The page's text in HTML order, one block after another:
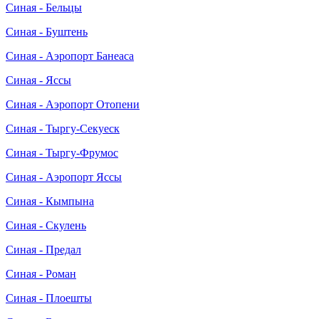
Синая - Бельцы
Синая - Буштень
Синая - Аэропорт Банеаса
Синая - Яссы
Синая - Аэропорт Отопени
Синая - Тыргу-Секуеск
Синая - Тыргу-Фрумос
Синая - Аэропорт Яссы
Синая - Кымпына
Синая - Скулень
Синая - Предал
Синая - Роман
Синая - Плоешты